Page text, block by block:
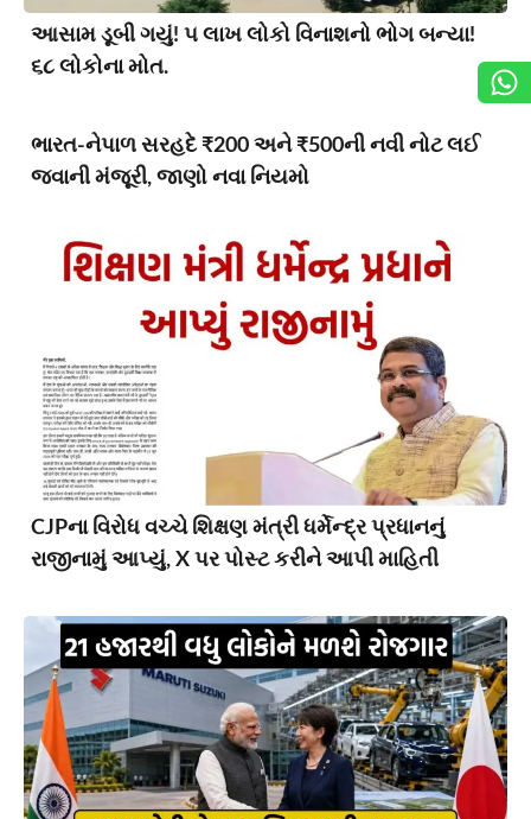
આસામ ડૂબી ગયું! ૫ લાખ લોકો વિનાશનો ભોગ બન્યા!
૬૮ લોકોના મોત.
ભારત-નેપાળ સરહદે ₹200 અને ₹500ની નવી નોટ લઈ
જવાની મંજૂરી, જાણો નવા નિયમો
CJPના વિરોધ વચ્ચે શિક્ષણ મંત્રી ધર્મેન્દ્ર પ્રધાનનું
રાજીનામું આપ્યું, X પર પોસ્ટ કરીને આપી માહિતી